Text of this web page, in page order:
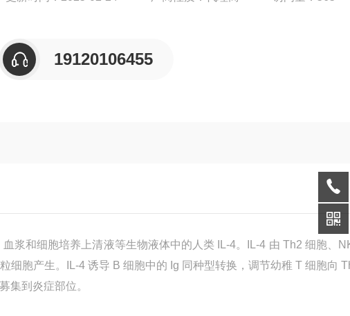
19120106455
浆和细胞培养上清液等生物液体中的人类 IL-4。IL-4 由 Th2 细胞、
细胞产生。IL-4 诱导 B 细胞中的 Ig 同种型转换，调节幼稚 T 细胞向
集到炎症部位。